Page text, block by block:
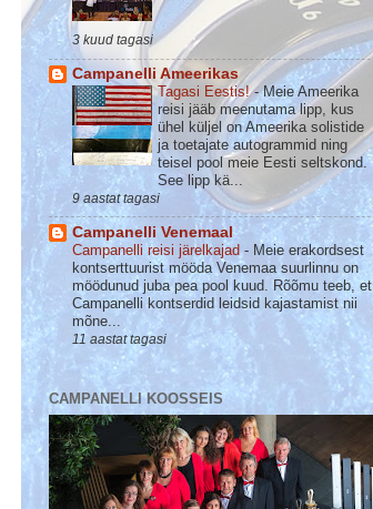
3 kuud tagasi
Campanelli Ameerikas
Tagasi Eestis!-Meie Ameerika
reisi jääb meenutama lipp, kus
ühel küljel on Ameerika solistide
ja toetajate autogrammid ning
teisel pool meie Eesti seltskond.
See lipp kä...
9 aastat tagasi
Campanelli Venemaal
Campanelli reisi järelkajad- Meie erakordsest
kontserttuurist mööda Venemaa suurlinnu on
möödunud juba pea pool kuud. Rõõmu teeb, et
Campanelli kontserdid leidsid kajastamist nii
mõne...
11 aastat tagasi
CAMPANELLI KOOSSEIS